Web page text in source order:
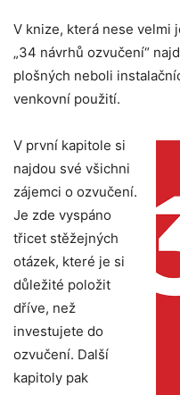
V knize, která nese velmi
„34 návrhů ozvučení“
plošných neboli
venkovní použití.
V první kapitole si
najdou své všichni
zájemci o ozvučení.
Je zde vyspáno
třicet stěžejných
otázek, které je si
důležité položit
dříve, než
investujete do
ozvučení. Další
kapitoly pak